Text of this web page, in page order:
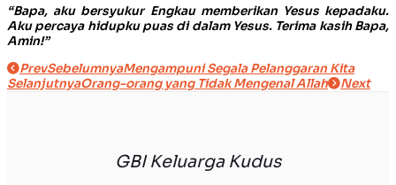
“Bapa, aku bersyukur Engkau memberikan Yesus kepadaku.
Aku percaya hidupku puas di dalam Yesus. Terima kasih Bapa,
Amin!”
PrevSebelumnyaMengampuni Segala Pelanggaran Kita
SelanjutnyaOrang-orang yang Tidak Mengenal Allah Next
GBI Keluarga Kudus